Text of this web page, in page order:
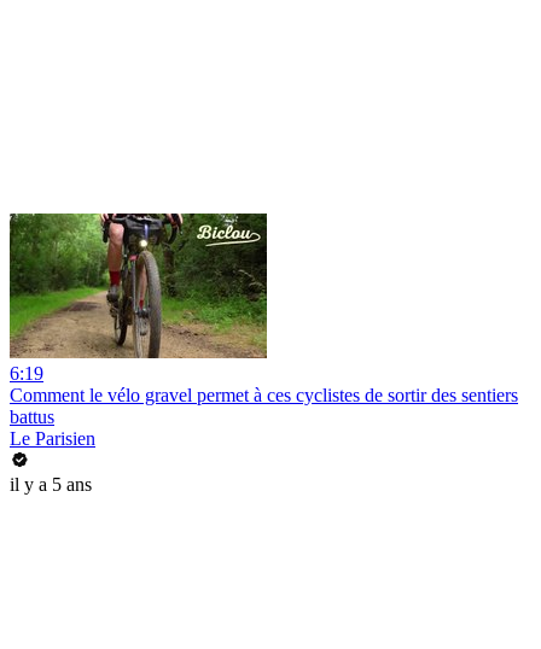
6:19
Comment le vélo gravel permet à ces cyclistes de sortir des sentiers
battus
Le Parisien
il y a 5 ans